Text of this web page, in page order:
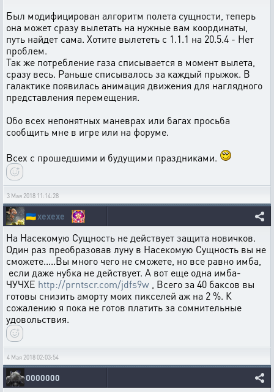
Был модифицирован алгоритм полета сущности, теперь
она может сразу вылетать на нужные вам координаты,
путь найдет сама. Хотите вылететь с 1.1.1 на 20.5.4 - Нет
проблем.
Так же потребление газа списывается в момент вылета,
сразу весь. Раньше списывалось за каждый прыжок. В
галактике появилась анимация движения для наглядного
представления перемещения.
Обо всех непонятных маневрах или багах просьба
сообщить мне в игре или на форуме.
Всех с прошедшими и будущими праздниками.
3 Мая 2018 11:14:28
🇺🇦xexexe
На Насекомую Сущность не действует защита новичков.
Один раз преобразовав луну в Насекомую Сущность вы не
сможете.....Вы много чего не сможете, но все равно имба,
если даже нубка не действует. А вот еще одна имба-
ЧУЧХЕ http://prntscr.com/jdfs9w , Всего за 40 баксов вы
готовы снизить аморту моих пикселей аж на 2 %. К
сожалению я пока не готов платить за сомнительные
удовольствия.
4 Мая 2018 02:03:54
0000000